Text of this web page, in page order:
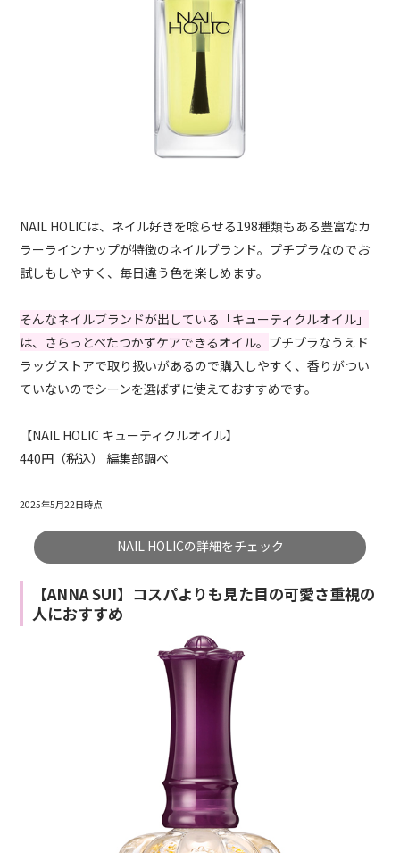
NAIL HOLICは、ネイル好きを唸らせる198種類もある豊富なカ
ラーラインナップが特徴のネイルブランド。プチプラなのでお
試しもしやすく、毎日違う色を楽しめます。
そんなネイルブランドが出している「キューティクルオイル」
は、さらっとべたつかずケアできるオイル。 プチプラなうえド
ラッグストアで取り扱いがあるので購入しやすく、香りがつい
ていないのでシーンを選ばずに使えておすすめです。
【NAIL HOLIC キューティクルオイル】
440円（税込） 編集部調べ
2025年5月22日時点
NAIL HOLICの詳細をチェック
【ANNA SUI】コスパよりも見た目の可愛さ重視の
人におすすめ